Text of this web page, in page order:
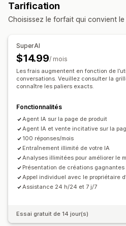
Pop-ups Modification en temps
Retour d’expérience sur les
Gestion des soumissions
Exportation des données
Tarification
Choisissez le forfait qui convient
SuperAI
$14.99/ mois
Les frais augmentent en fonction de
conversations. Veuillez consulter la
connaître les paliers exacts.
Fonctionnalités
Agent IA sur la page de produit
Agent IA et vente incitative sur la
100 réponses/mois
Entraînement illimité de votre IA
Analyses illimitées pour améliorer le
Présentation de créations
Appel individuel avec le propriétaire
Assistance 24 h/24 et 7 j/7
Essai gratuit de 14 jour(s)